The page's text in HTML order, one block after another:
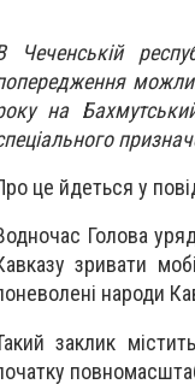
Чеченській
на
це йдеться у
Голова
зривати
народи
заклик